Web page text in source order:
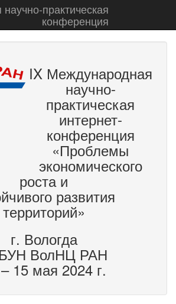
практическая
конференция
IX Международная
научно-
практическая
интернет-
конференция
«Проблемы
экономического
роста и
развития
территорий»
г. Вологда
ВолНЦ РАН
15 мая 2024 г.